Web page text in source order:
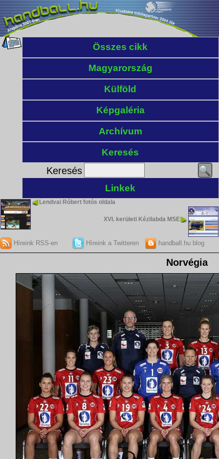
Összes cikk
Magyarország
Külföld
Képgaléria
Archívum
Keresés
Keresés
Linkek
Lendvai Róbert fotós oldala
XVI. kerületi Kézilabda MSE
Híreink RSS-en Híreink a Twitteren handball.hu blog
Norvégia